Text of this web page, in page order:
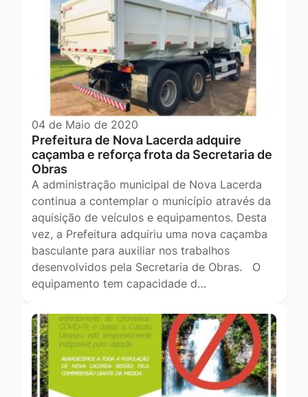
04 de Maio de 2020
Prefeitura de Nova Lacerda adquire
caçamba e reforça frota da Secretaria de
Obras
A administração municipal de Nova Lacerda
continua a contemplar o município através da
aquisição de veículos e equipamentos. Desta
vez, a Prefeitura adquiriu uma nova caçamba
basculante para auxiliar nos trabalhos
desenvolvidos pela Secretaria de Obras. O
equipamento tem capacidade d…